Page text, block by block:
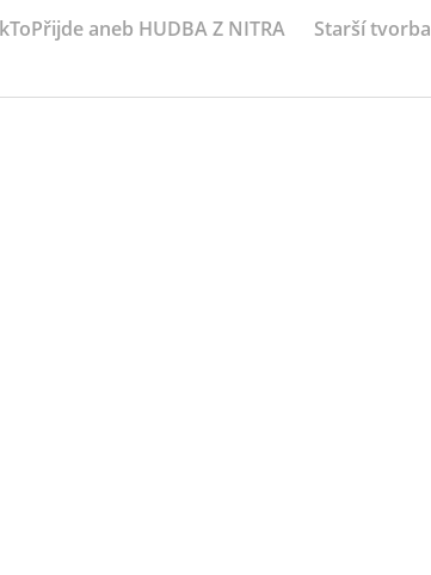
aneb HUDBA Z NITRA Starší tvorba